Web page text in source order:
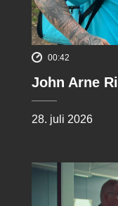
00:42
John Arne
28. juli 2026